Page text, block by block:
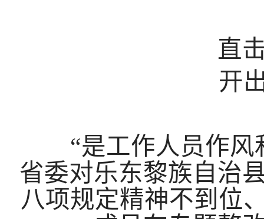
直击
开出
“是工作人员作风
省委对乐东黎族自治
八项规定精神不到位